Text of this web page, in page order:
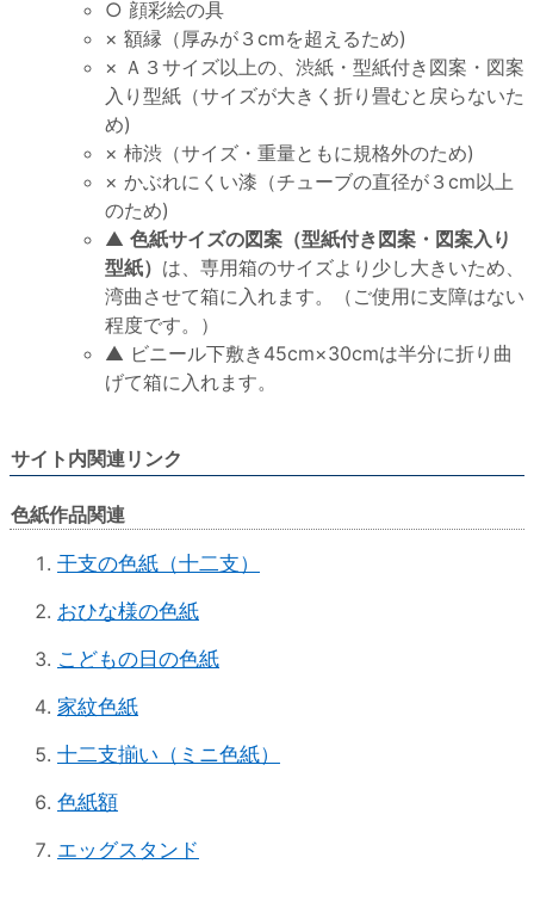
○ 顔彩絵の具
× 額縁（厚みが３cmを超えるため)
× Ａ３サイズ以上の、渋紙・型紙付き図案・図案
入り型紙（サイズが大きく折り畳むと戻らないた
め)
× 柿渋（サイズ・重量ともに規格外のため)
× かぶれにくい漆（チューブの直径が３cm以上
のため)
▲ 色紙サイズの図案（型紙付き図案・図案入り
型紙） は、専用箱のサイズより少し大きいため、
湾曲させて箱に入れます。（ご使用に支障はない
程度です。）
▲ ビニール下敷き45cm×30cmは半分に折り曲
げて箱に入れます。
サイト内関連リンク
色紙作品関連
干支の色紙（十二支）
おひな様の色紙
こどもの日の色紙
家紋色紙
十二支揃い（ミニ色紙）
色紙額
エッグスタンド